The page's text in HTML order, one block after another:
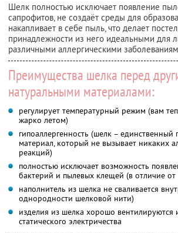
Шелк полностью исключает появление
сапрофитов, не создаёт среды для
накапливает в себе пыль, что делает
принадлежности из него идеальными для
различными аллергическими
Преимущества шелка перед
натуральными материалами:
регулирует температурный режим (вам
жарко летом)
гипоаллергенность (шелк –
материал, который не вызывает никаких
реакций)
полностью исключает возможность
бактерий и пылевых клещей (в отличие
наполнитель из шелка не сваливается
однородности шелковой нити)
изделия из шелка хорошо вентилируются
статического электричества